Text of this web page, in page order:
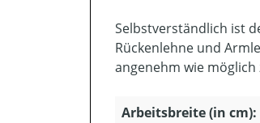
Selbstverständlich ist
Rückenlehne und
angenehm wie möglich
Arbeitsbreite (in cm):